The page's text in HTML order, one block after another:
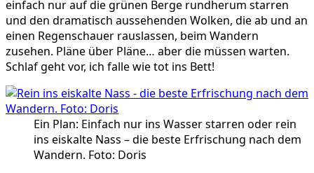
einfach nur auf die grünen Berge rundherum starren
und den dramatisch aussehenden Wolken, die ab und an
einen Regenschauer rauslassen, beim Wandern
zusehen. Pläne über Pläne… aber die müssen warten.
Schlaf geht vor, ich falle wie tot ins Bett!
Ein Plan: Einfach nur ins Wasser starren oder rein
ins eiskalte Nass – die beste Erfrischung nach dem
Wandern. Foto: Doris